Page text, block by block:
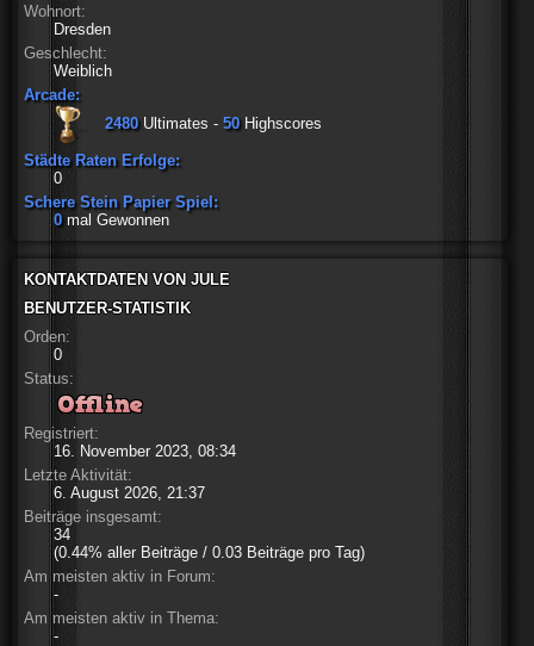
Wohnort:
Dresden
Geschlecht:
Weiblich
Arcade:
2480Ultimates - 50Highscores
Städte Raten Erfolge:
0
Schere Stein Papier Spiel:
0mal Gewonnen
KONTAKTDATEN VON JULE
BENUTZER-STATISTIK
Orden:
0
Status:
Registriert:
16. November 2023, 08:34
Letzte Aktivität:
6. August 2026, 21:37
Beiträge insgesamt:
34
(0.44% aller Beiträge / 0.03 Beiträge pro Tag)
Am meisten aktiv in Forum:
-
Am meisten aktiv in Thema:
-